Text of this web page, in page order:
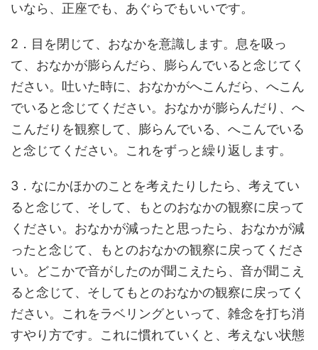
いなら、正座でも、あぐらでもいいです。
2．目を閉じて、おなかを意識します。息を吸っ
て、おなかが膨らんだら、膨らんでいると念じてく
ださい。吐いた時に、おなかがへこんだら、へこん
でいると念じてください。おなかが膨らんだり、へ
こんだりを観察して、膨らんでいる、へこんでいる
と念じてください。これをずっと繰り返します。
3．なにかほかのことを考えたりしたら、考えてい
ると念じて、そして、もとのおなかの観察に戻って
ください。おなかが減ったと思ったら、おなかが減
ったと念じて、もとのおなかの観察に戻ってくださ
い。どこかで音がしたのが聞こえたら、音が聞こえ
ると念じて、そしてもとのおなかの観察に戻ってく
ださい。これをラベリングといって、雑念を打ち消
すやり方です。これに慣れていくと、考えない状態